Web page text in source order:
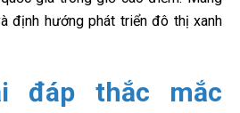
định hướng phát triển đô thị xanh
đáp thắc mắc